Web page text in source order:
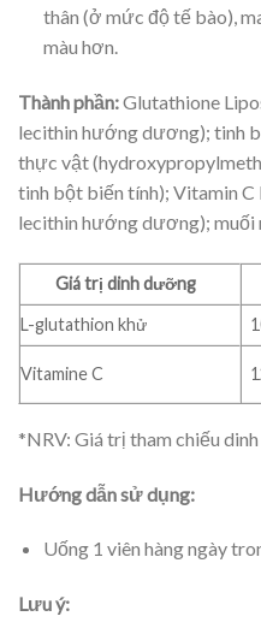
thân (ở mức độ tế bào),
màu hơn.
Thành phần:Glutathione
lecithin hướng dương); tinh
thực vật
tinh bột biến tính); Vitamin
lecithin hướng dương); muối
Giá trị dinh dưỡng
L-glutathion khử
Vitamine C
*NRV: Giá trị tham chiếu
Hướng dẫn sử dụng:
Uống 1 viên hàng ngày
Lưu ý: